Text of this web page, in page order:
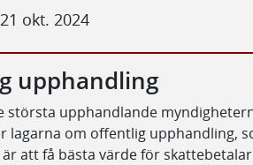
21 okt. 2024
upphandling
största upphandlande
lagarna om offentlig upphandling,
att få bästa värde för